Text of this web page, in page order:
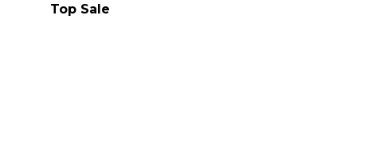
Top Sale